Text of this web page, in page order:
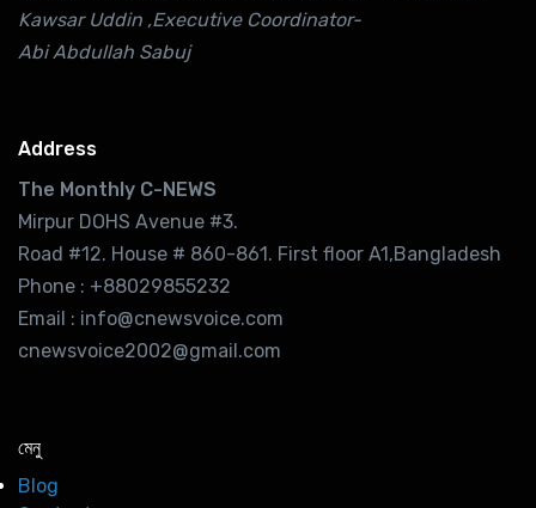
Kawsar Uddin ,Executive Coordinator-
Abi Abdullah Sabuj
Address
The Monthly C-NEWS
Mirpur DOHS Avenue #3.
Road #12. House # 860-861. First floor A1,Bangladesh
Phone : +88029855232
Email : info@cnewsvoice.com
cnewsvoice2002@gmail.com
মেনু
Blog